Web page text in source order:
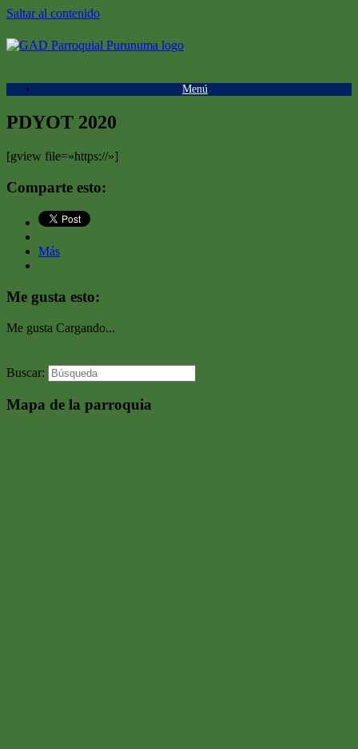
Saltar al contenido
Menú
PDYOT 2020
[gview file=»https://»]
Comparte esto:
Más
Me gusta esto:
Me gusta Cargando...
Buscar:
Mapa de la parroquia